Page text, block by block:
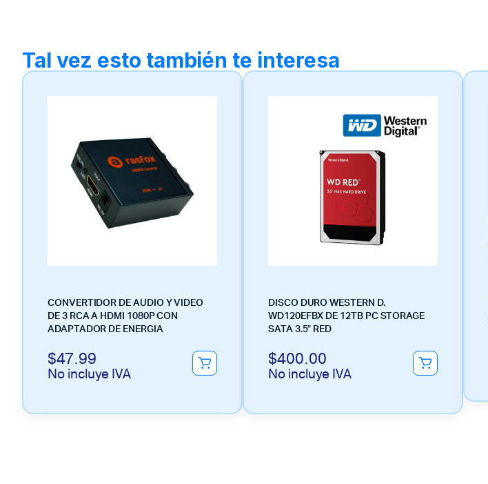
Tal vez esto también te interesa
CONVERTIDOR DE AUDIO Y VIDEO
DE 3 RCA A HDMI 1080P CON
ADAPTADOR DE ENERGIA
$47.99
No incluye IVA
DISCO DURO WESTERN D.
WD120EFBX DE 12TB PC STORAGE
SATA 3.5″ RED
$400.00
No incluye IVA